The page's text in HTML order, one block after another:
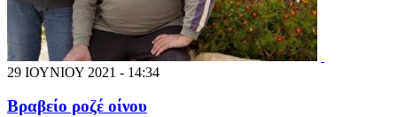
29 ΙΟΥΝΙΟΥ 2021 - 14:34
Βραβείο ροζέ οίνου